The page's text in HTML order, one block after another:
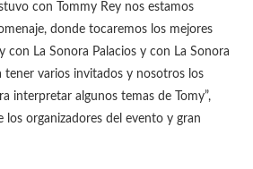
con Tommy Rey nos estamos
donde tocaremos los mejores
con La Sonora Palacios y con La Sonora
tener varios invitados y nosotros los
interpretar algunos temas de Tomy”,
los organizadores del evento y gran